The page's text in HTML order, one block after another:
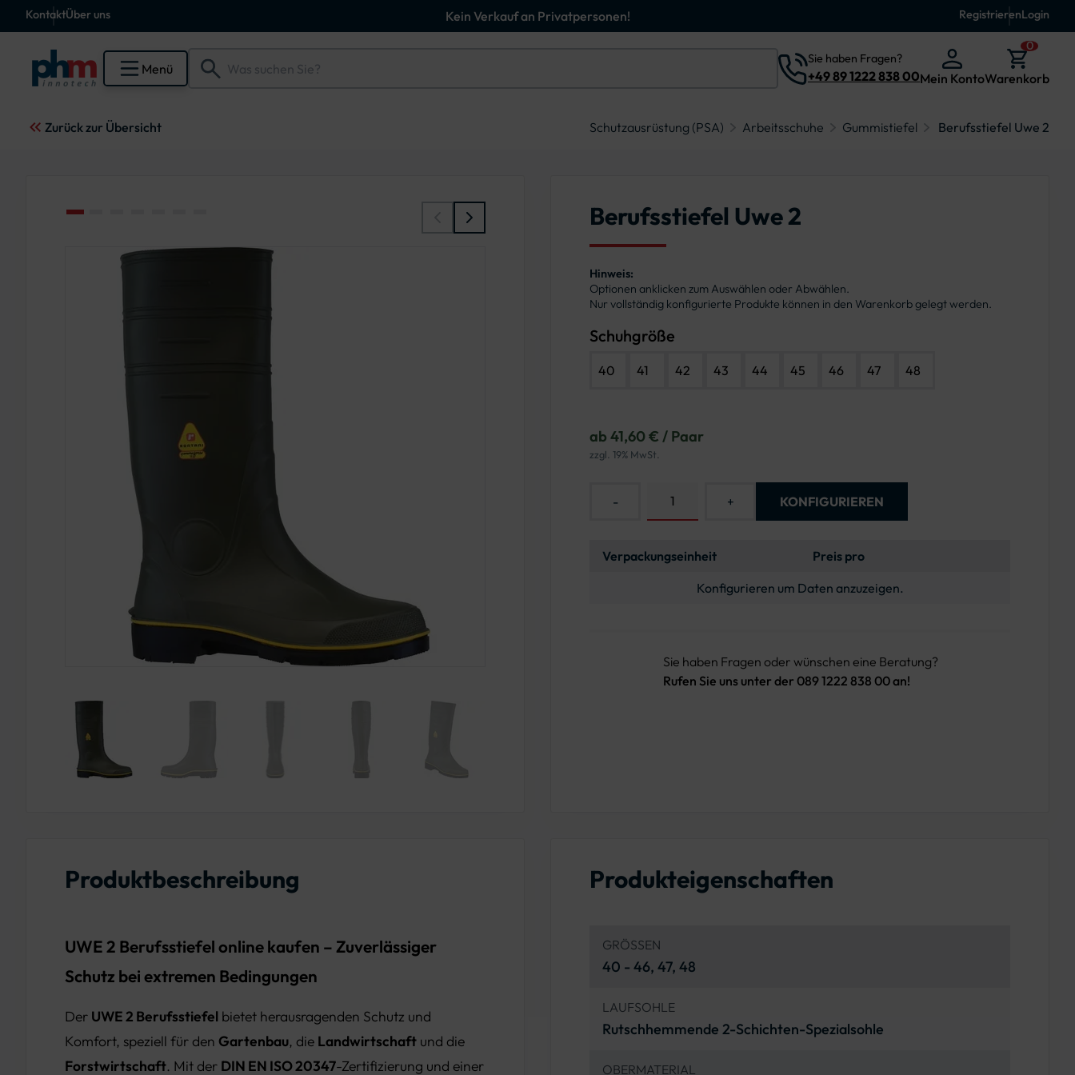
KontaktÜber uns Kein Verkauf an Privatpersonen! RegistrierenLogin
Menü
Sie haben Fragen?
+49 89 1222 838 00Mein Konto
0
Warenkorb
Zurück zur Übersicht Schutzausrüstung (PSA) Arbeitsschuhe Gummistiefel Berufsstiefel Uwe 2
Berufsstiefel Uwe 2
Hinweis:
Optionen anklicken zum Auswählen oder Abwählen.
Nur vollständig konfigurierte Produkte können in den Warenkorb gelegt werden.
Schuhgröße
40 41 42 43 44 45 46 47 48
ab 41,60 € / Paar
zzgl. 19% MwSt.
- + KONFIGURIEREN
Verpackungseinheit
Preis pro
Konfigurieren um Daten anzuzeigen.
Sie haben Fragen oder wünschen eine Beratung?
Rufen Sie uns unter der 089 1222 838 00 an!
Produktbeschreibung
UWE 2 Berufsstiefel online kaufen – Zuverlässiger
Schutz bei extremen Bedingungen
Der UWE 2 Berufsstiefel bietet herausragenden Schutz und
Komfort, speziell für den Gartenbau, die Landwirtschaft und die
Forstwirtschaft. Mit der DIN EN ISO 20347-Zertifizierung und einer
Produkteigenschaften
GRÖSSEN
40 - 46, 47, 48
LAUFSOHLE
Rutschhemmende 2-Schichten-Spezialsohle
OBERMATERIAL